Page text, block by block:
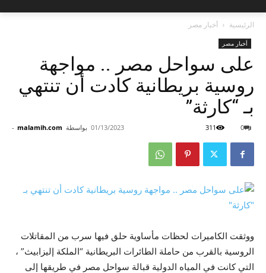
الرئيسية أخبار مصر
أخبار مصر
على سواحل مصر .. مواجهة
روسية بريطانية كادت أن تنتهي
بـ “كارثة”
بواسطة malamih.com
- 01/13/2023 0
311
ووثقت الكاميرات لحظات مأساوية حلق فيها سرب من المقاتلات
الروسية بالقرب من حاملة الطائرات البريطانية “الملكة إليزابيث” ،
التي كانت في المياه الدولية قبالة سواحل مصر في طريقها إلى